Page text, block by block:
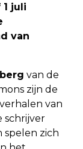
juli
van
van de
zijn de
van
schrijver
spelen zich